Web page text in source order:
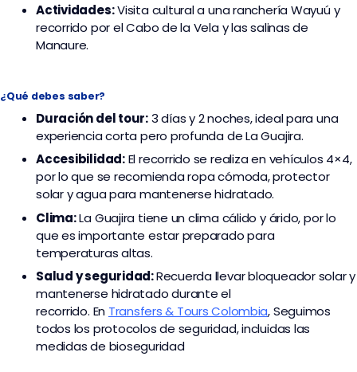
Actividades:Visita cultural a una ranchería Wayuú y
recorrido por elCabo de la Velay lassalinas de
Manaure.
¿Qué debes saber?
Duración del tour:3 días y 2 noches, ideal para una
experiencia corta pero profunda de La Guajira.
Accesibilidad:El recorrido se realiza en vehículos 4×4,
por lo que se recomienda ropa cómoda, protector
solar y agua para mantenerse hidratado.
Clima:La Guajira tiene un clima cálido y árido, por lo
que es importante estar preparado para
temperaturas altas.
Salud y seguridad:Recuerda llevar bloqueador solar y
mantenerse hidratado durante el
recorrido. En Transfers & Tours Colombia,Seguimos
todos los protocolos de seguridad, incluidas las
medidas de bioseguridad